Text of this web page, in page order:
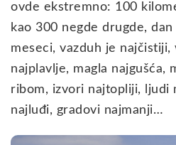
ovde ekstremno: 100
kao 300 negde drugde,
meseci, vazduh je
najplavlje, magla najgušća,
ribom, izvori najtopliji, ljudi
najluđi, gradovi najmanji…